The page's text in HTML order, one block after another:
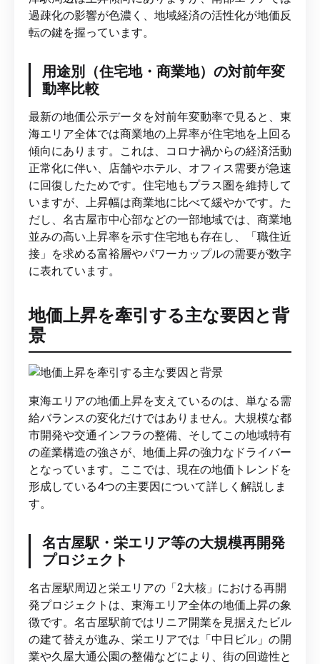
過疎化の影響が色濃く、地域経済の活性化が地価反
転の鍵を握っています。
用途別（住宅地・商業地）の対前年変
動率比較
最新の地価公示データを対前年変動率で見ると、東
海エリア全体では商業地の上昇率が住宅地を上回る
傾向にあります。これは、コロナ禍からの経済活動
正常化に伴い、店舗やホテル、オフィス需要が急速
に回復したためです。住宅地もプラス圏を維持して
いますが、上昇幅は商業地に比べて緩やかです。た
だし、名古屋市中心部などの一部地域では、商業地
並みの高い上昇率を示す住宅地も存在し、「職住近
接」を求める富裕層やパワーカップルの需要が数字
に表れています。
地価上昇を牽引する主な要因と背
景
東海エリアの地価上昇を支えているのは、単なる需
給バランスの変化だけではありません。大規模な都
市開発や交通インフラの整備、そしてこの地域特有
の産業構造の強さが、地価上昇の強力なドライバー
となっています。ここでは、現在の地価トレンドを
形成している4つの主要因について詳しく解説しま
す。
名古屋駅・栄エリア等の大規模再開発
プロジェクト
名古屋駅周辺と栄エリアの「2大核」における再開
発プロジェクトは、東海エリア全体の地価上昇の象
徴です。名古屋駅前ではリニア開業を見据えたビル
の建て替えが進み、栄エリアでは「中日ビル」の開
業や久屋大通公園の整備などにより、街の回遊性と